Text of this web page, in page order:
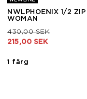
NWLPHOENIX 1/2
WOMAN
Pris nedsatt från
430,00 SEKtill
215,00 SEK
1 färg